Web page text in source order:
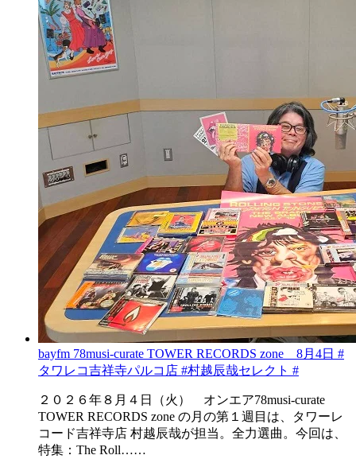
bayfm 78musi-curate TOWER RECORDS zone 8月4日 #
タワレコ吉祥寺パルコ店 #村越辰哉セレクト #
２０２６年８月４日（火） オンエア78musi-curate
TOWER RECORDS zone の月の第１週目は、タワーレ
コード吉祥寺店 村越辰哉が担当。全力選曲。今回は、
特集：The Roll……